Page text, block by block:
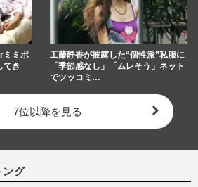
ミミポ
てき
工藤静香が披露した“個性派”私服に
「季節感なし」「ムレそう」ネット
でツッコミ…
7位以降を見る
ング